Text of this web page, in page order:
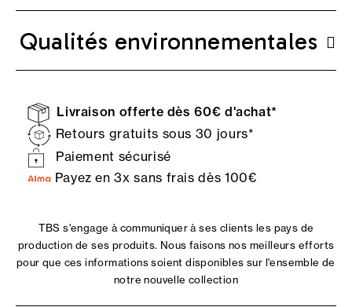
Qualités environnementales
Livraison offerte dès 60€ d'achat*
Retours gratuits sous 30 jours*
Paiement sécurisé
Payez en 3x sans frais dès 100€
TBS s'engage à communiquer à ses clients les pays de
production de ses produits. Nous faisons nos meilleurs efforts
pour que ces informations soient disponibles sur l'ensemble de
notre nouvelle collection